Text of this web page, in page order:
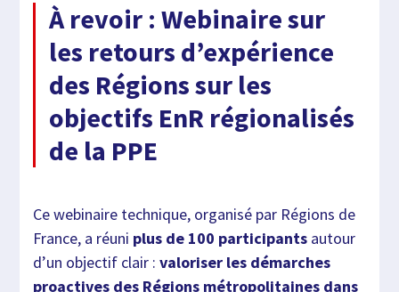
À revoir : Webinaire sur
les retours d’expérience
des Régions sur les
objectifs EnR régionalisés
de la PPE
Ce webinaire technique, organisé par Régions de
France, a réuni plus de 100 participants autour
d’un objectif clair :valoriser les démarches
proactives des Régions métropolitaines dans